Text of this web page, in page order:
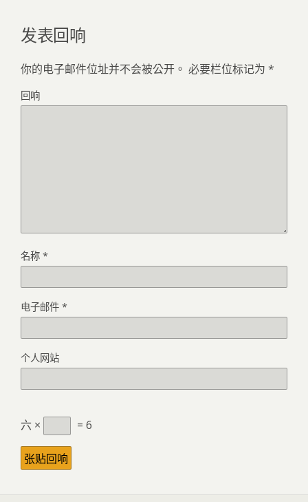
发表回响
你的电子邮件位址并不会被公开。 必要栏位标记为 *
回响
名称 *
电子邮件 *
个人网站
六 × = 6